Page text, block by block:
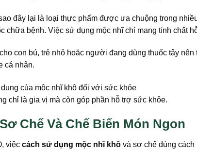
đây lại là loại thực phẩm được ưa chuộng trong
chữa bệnh. Việc sử dụng mộc nhĩ chỉ mang tính chất
con bú, trẻ nhỏ hoặc người đang dùng thuốc tây
cá nhân.
chỉ là gia vị mà còn góp phần hỗ trợ sức khỏe.
Chế Và Chế Biến Món Ngon
việc cách sử dụng mộc nhĩ khô và sơ chế đúng cách